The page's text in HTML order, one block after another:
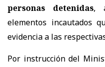
personas detenidas,
elementos incautados
evidencia a las
Por instrucción del